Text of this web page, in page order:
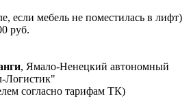
если мебель не поместилась в лифт)
руб.
, Ямало-Ненецкий автономный
Логистик"
согласно тарифам ТК)